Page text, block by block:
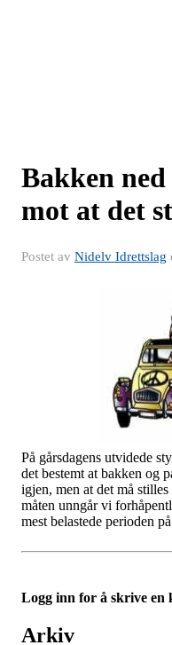
Bakken
mot at det
Postet av Nidelv Idrettslag
På gårsdagens utvidede
det bestemt at bakken og
igjen, men at det må
måten unngår vi
mest belastede perioden
Logg inn for å skrive en
Arkiv